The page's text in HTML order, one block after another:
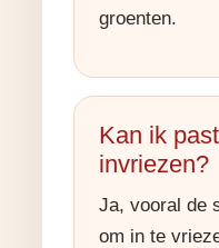
groenten.
Kan ik
invriezen?
Ja, vooral de
om in te